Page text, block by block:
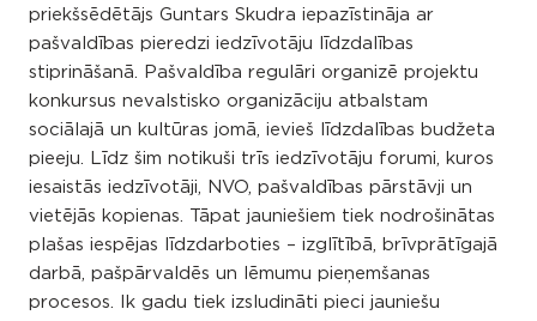
priekšsēdētājs Guntars Skudra iepazīstināja ar
pašvaldības pieredzi iedzīvotāju līdzdalības
stiprināšanā. Pašvaldība regulāri organizē projektu
konkursus nevalstisko organizāciju atbalstam
sociālajā un kultūras jomā, ievieš līdzdalības budžeta
pieeju. Līdz šim notikuši trīs iedzīvotāju forumi, kuros
iesaistās iedzīvotāji, NVO, pašvaldības pārstāvji un
vietējās kopienas. Tāpat jauniešiem tiek nodrošinātas
plašas iespējas līdzdarboties – izglītībā, brīvprātīgajā
darbā, pašpārvaldēs un lēmumu pieņemšanas
procesos. Ik gadu tiek izsludināti pieci jauniešu